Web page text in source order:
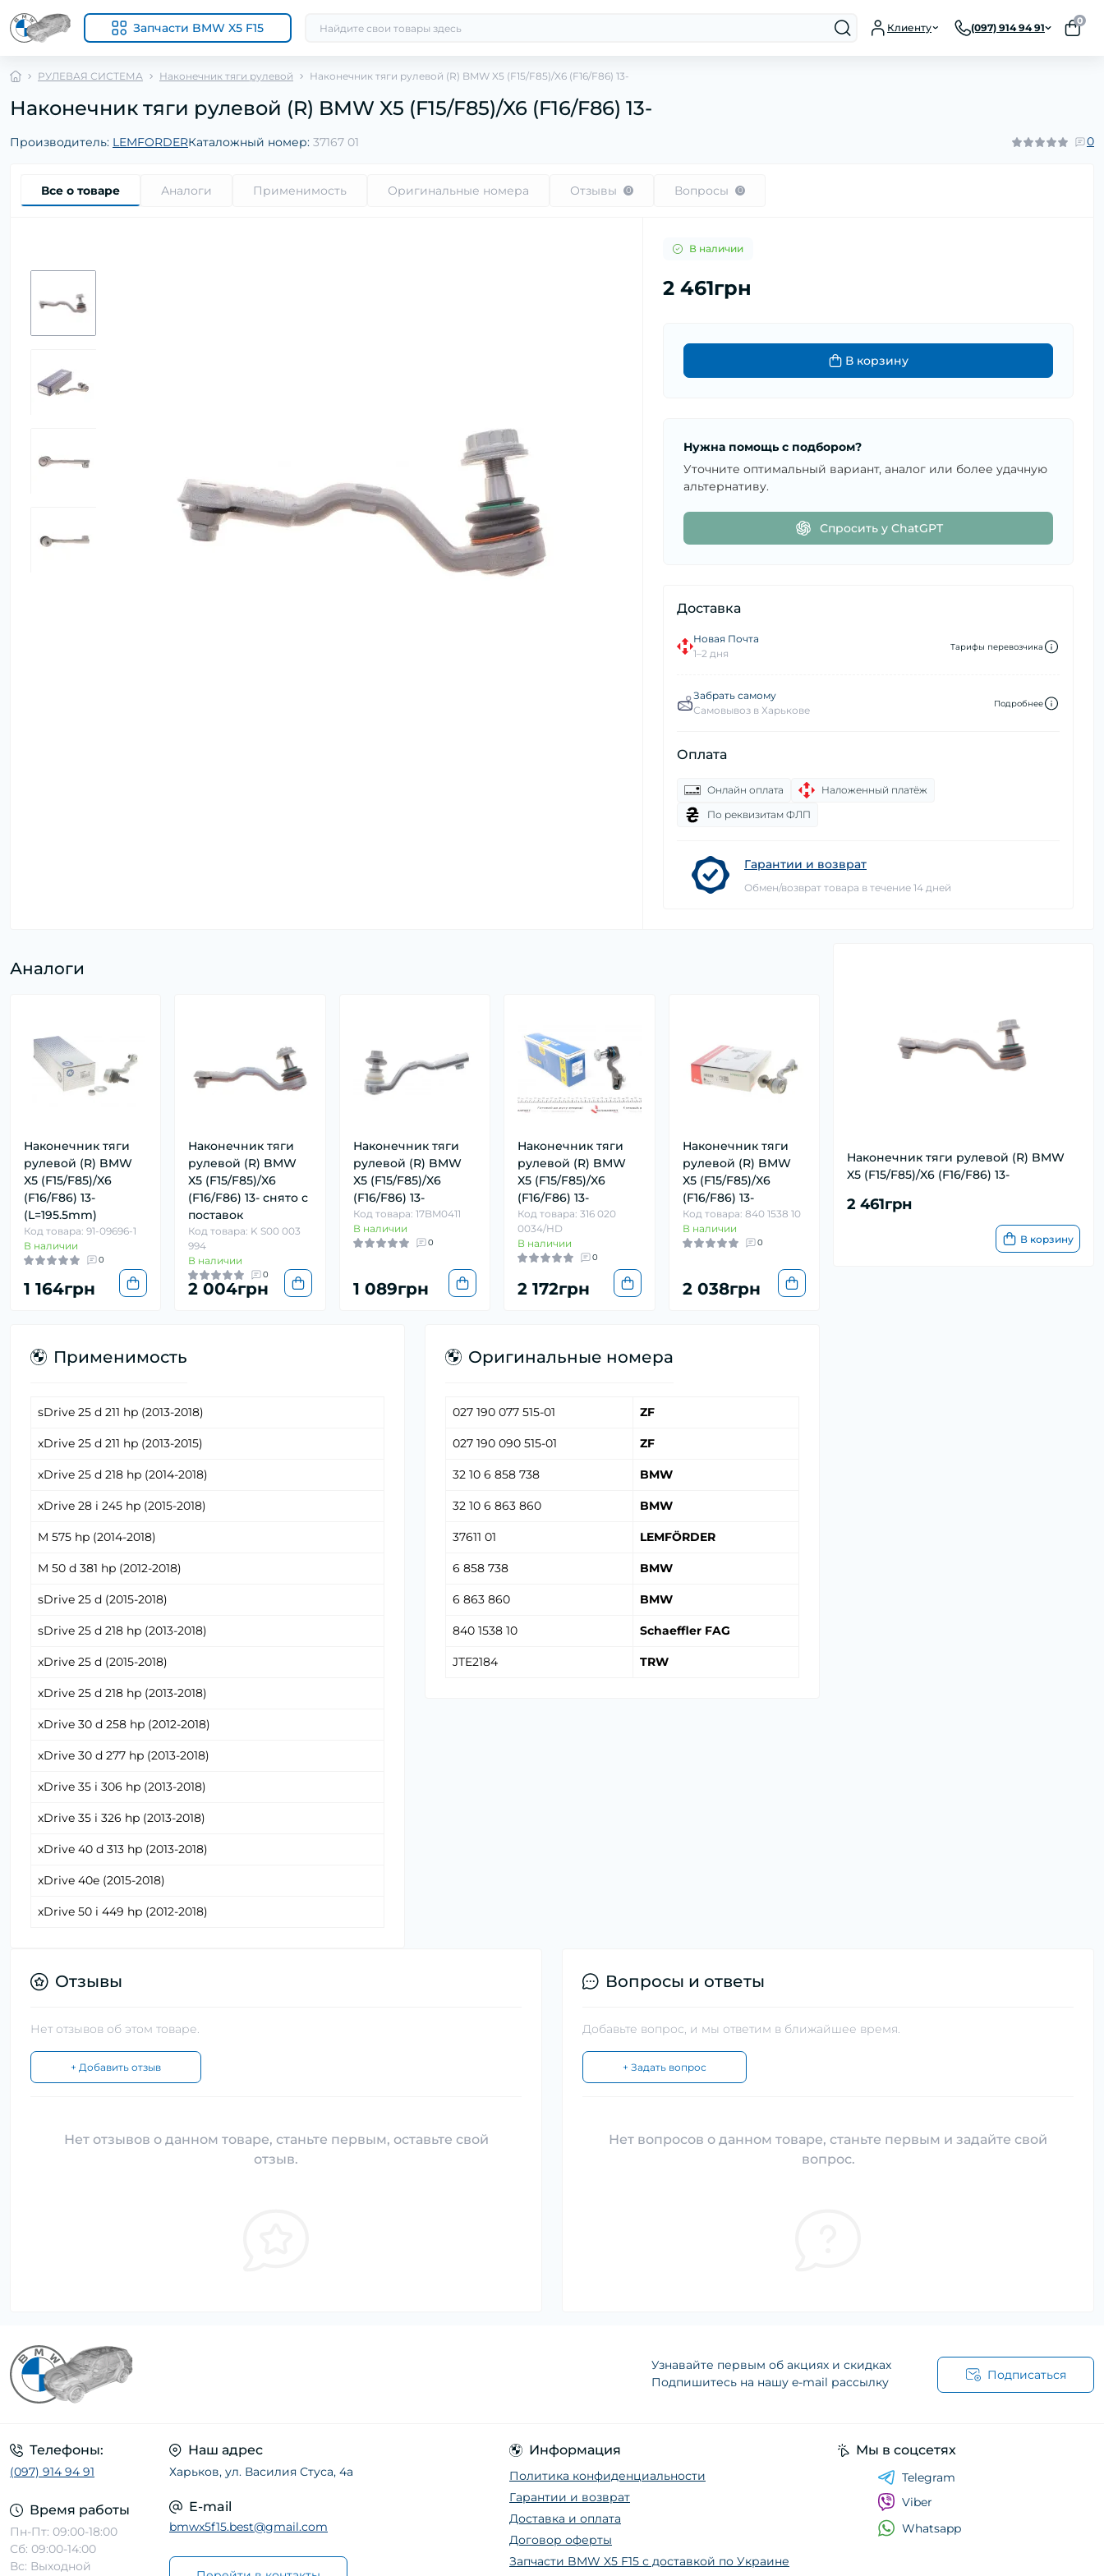
Запчасти BMW X5 F15 Клиенту (097) 914 94 91
0
РУЛЕВАЯ СИСТЕМА Наконечник тяги рулевой Наконечник тяги рулевой (R) BMW X5 (F15/F85)/X6 (F16/F86) 13-
Наконечник тяги рулевой (R) BMW X5 (F15/F85)/X6 (F16/F86) 13-
Производитель: LEMFORDERКаталожный номер: 37167 01 0
Все о товаре Аналоги Применимость Оригинальные номера Отзывы 0 Вопросы 0
В наличии
2 461грн
В корзину
Нужна помощь с подбором?
Уточните оптимальный вариант, аналог или более удачную
альтернативу.
Спросить у ChatGPT
Доставка
Новая Почта
1–2 дня
Тарифы перевозчика
Забрать самому
Самовывоз в Харькове
Подробнее
Оплата
Онлайн оплата
Наложенный платёж
По реквизитам ФЛП
Гарантии и возврат
Обмен/возврат товара в течение 14 дней
Наконечник тяги рулевой (R) BMW
X5 (F15/F85)/X6 (F16/F86) 13-
2 461грн
В корзину
Аналоги
Наконечник тяги
рулевой (R) BMW
X5 (F15/F85)/X6
(F16/F86) 13-
(L=195.5mm)
Код товара: 91-09696-1
В наличии
0
1 164грн
Наконечник тяги
рулевой (R) BMW
X5 (F15/F85)/X6
(F16/F86) 13- снято с
поставок
Код товара: K S00 003
994
В наличии
0
2 004грн
Наконечник тяги
рулевой (R) BMW
X5 (F15/F85)/X6
(F16/F86) 13-
Код товара: 17BM0411
В наличии
0
1 089грн
Наконечник тяги
рулевой (R) BMW
X5 (F15/F85)/X6
(F16/F86) 13-
Код товара: 316 020
0034/HD
В наличии
0
2 172грн
Наконечник тяги
рулевой (R) BMW
X5 (F15/F85)/X6
(F16/F86) 13-
Код товара: 840 1538 10
В наличии
0
2 038грн
Применимость
sDrive 25 d 211 hp (2013-2018)
xDrive 25 d 211 hp (2013-2015)
xDrive 25 d 218 hp (2014-2018)
xDrive 28 i 245 hp (2015-2018)
M 575 hp (2014-2018)
M 50 d 381 hp (2012-2018)
sDrive 25 d (2015-2018)
sDrive 25 d 218 hp (2013-2018)
xDrive 25 d (2015-2018)
xDrive 25 d 218 hp (2013-2018)
xDrive 30 d 258 hp (2012-2018)
xDrive 30 d 277 hp (2013-2018)
xDrive 35 i 306 hp (2013-2018)
xDrive 35 i 326 hp (2013-2018)
xDrive 40 d 313 hp (2013-2018)
xDrive 40e (2015-2018)
xDrive 50 i 449 hp (2012-2018)
Оригинальные номера
027 190 077 515-01 ZF
027 190 090 515-01 ZF
32 10 6 858 738 BMW
32 10 6 863 860 BMW
37611 01 LEMFÖRDER
6 858 738 BMW
6 863 860 BMW
840 1538 10 Schaeffler FAG
JTE2184 TRW
Отзывы
Нет отзывов об этом товаре.
+ Добавить отзыв
Нет отзывов о данном товаре, станьте первым, оставьте свой
отзыв.
Вопросы и ответы
Добавьте вопрос, и мы ответим в ближайшее время.
+ Задать вопрос
Нет вопросов о данном товаре, станьте первым и задайте свой
вопрос.
Узнавайте первым об акциях и скидках
Подпишитесь на нашу e-mail рассылку
Подписаться
Телефоны:
(097) 914 94 91
Время работы
Пн-Пт: 09:00-18:00
Сб: 09:00-14:00
Вс: Выходной
Наш адрес
Харьков, ул. Василия Стуса, 4а
E-mail
bmwx5f15.best@gmail.com
Информация
Политика конфиденциальности
Гарантии и возврат
Доставка и оплата
Договор оферты
Запчасти BMW X5 F15 с доставкой по Украине
Мы в соцсетях
Telegram
Viber
Whatsapp